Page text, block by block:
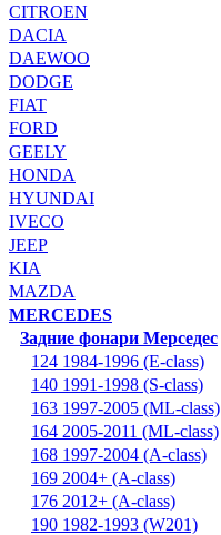
CITROEN
DACIA
DAEWOO
DODGE
FIAT
FORD
GEELY
HONDA
HYUNDAI
IVECO
JEEP
KIA
MAZDA
MERCEDES
Задние фонари Мерседес
124 1984-1996 (E-class)
140 1991-1998 (S-class)
163 1997-2005 (ML-class)
164 2005-2011 (ML-class)
168 1997-2004 (A-class)
169 2004+ (A-class)
176 2012+ (A-class)
190 1982-1993 (W201)